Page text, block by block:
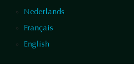
Nederlands
Français
English